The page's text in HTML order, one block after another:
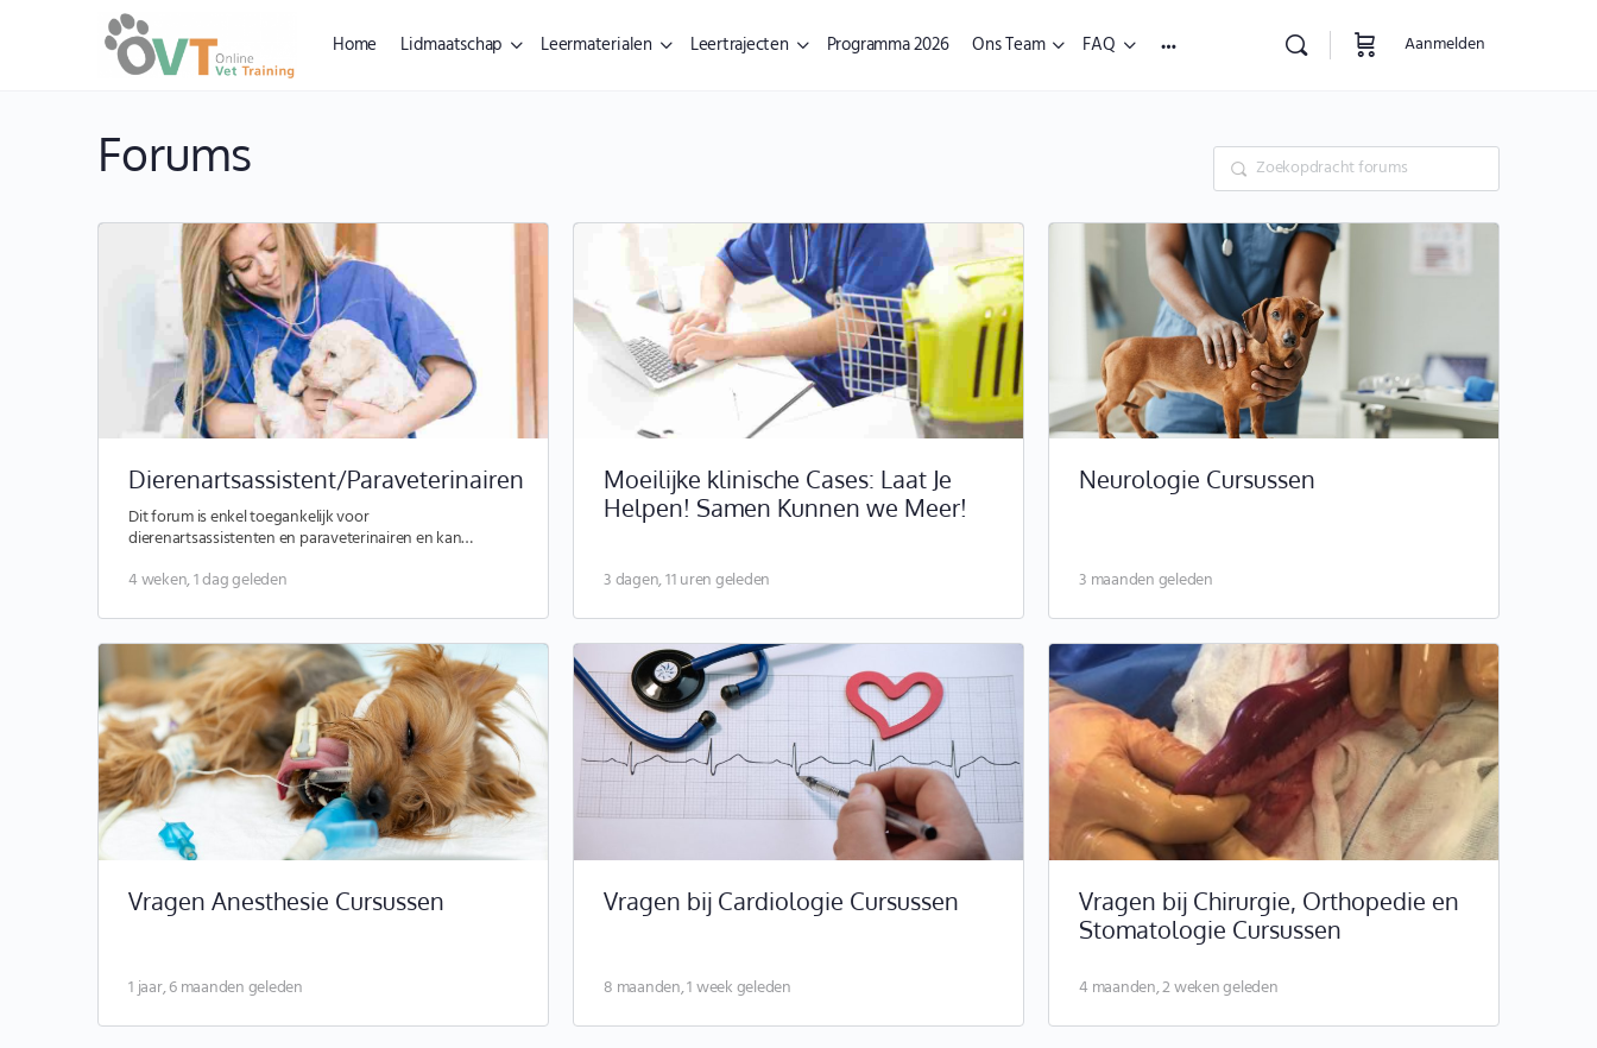
Home Lidmaatschap Leermaterialen Leertrajecten Programma 2026 Ons Team FAQ Aanmelden
Forums
Dierenartsassistent/Paraveterinairen
Dit forum is enkel toegankelijk voor
dierenartsassistenten en paraveterinairen en kan
4 weken, 1 dag geleden
Moeilijke klinische Cases: Laat Je
Helpen! Samen Kunnen we Meer!
3 dagen, 11 uren geleden
Neurologie Cursussen
3 maanden geleden
Vragen Anesthesie Cursussen
1 jaar, 6 maanden geleden
Vragen bij Cardiologie Cursussen
8 maanden, 1 week geleden
Vragen bij Chirurgie, Orthopedie en
Stomatologie Cursussen
4 maanden, 2 weken geleden